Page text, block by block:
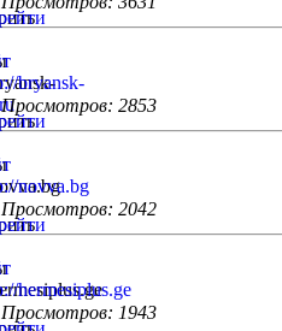
Просмотров: 2853
Просмотров: 2042
Просмотров: 1943